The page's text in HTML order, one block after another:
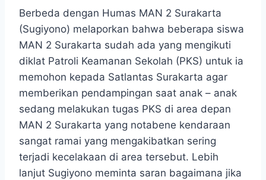
Berbeda dengan Humas MAN 2 Surakarta
(Sugiyono) melaporkan bahwa beberapa siswa
MAN 2 Surakarta sudah ada yang mengikuti
diklat Patroli Keamanan Sekolah (PKS) untuk ia
memohon kepada Satlantas Surakarta agar
memberikan pendampingan saat anak – anak
sedang melakukan tugas PKS di area depan
MAN 2 Surakarta yang notabene kendaraan
sangat ramai yang mengakibatkan sering
terjadi kecelakaan di area tersebut. Lebih
lanjut Sugiyono meminta saran bagaimana jika